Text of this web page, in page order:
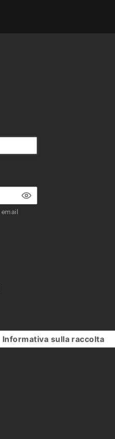
Informativa sulla raccolta